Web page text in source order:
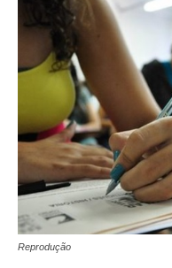
Reprodução